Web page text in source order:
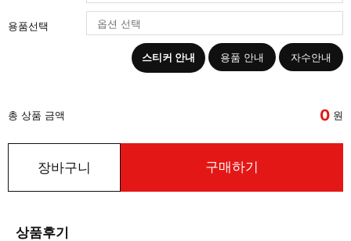
용품선택
스티커 안내 용품 안내 자수안내
총 상품 금액 0 원
장바구니 구매하기
상품후기